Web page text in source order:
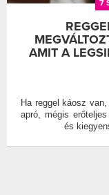
7
AMIT A
Ha reggel káosz
apró, mégis
és